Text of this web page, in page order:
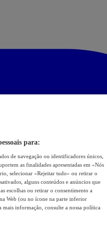
para:
de navegação ou identificadores únicos,
as finalidades apresentadas em «Nós
selecionar «Rejeitar tudo» ou retirar o
alguns conteúdos e anúncios que
escolhas ou retirar o consentimento a
Web (ou no ícone na parte inferior
mais informação, consulte a nossa política